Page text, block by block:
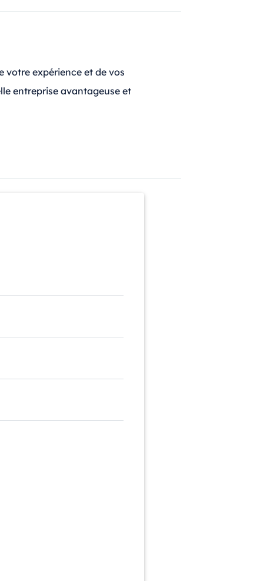
votre expérience et de vos
entreprise avantageuse et